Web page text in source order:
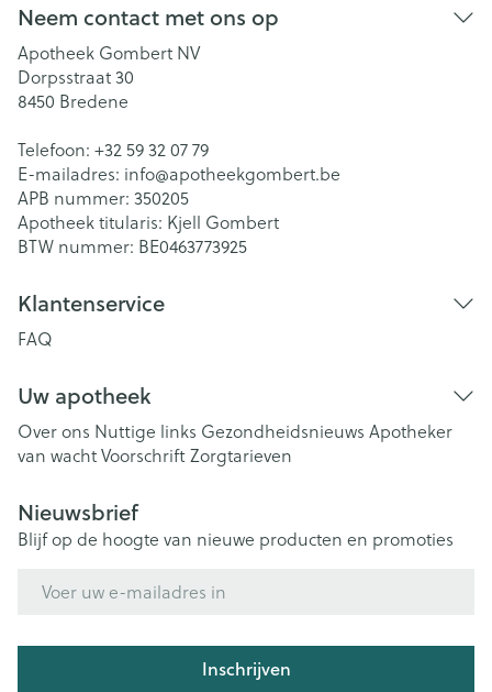
Neem contact met ons op
Apotheek Gombert NV
Dorpsstraat 30
8450 Bredene
Telefoon: +32 59 32 07 79
E-mailadres: info@apotheekgombert.be
APB nummer: 350205
Apotheek titularis: Kjell Gombert
BTW nummer: BE0463773925
Klantenservice
FAQ
Uw apotheek
Over ons Nuttige links Gezondheidsnieuws Apotheker
van wachtVoorschriftZorgtarieven
Nieuwsbrief
Blijf op de hoogte van nieuwe producten en promoties
Inschrijven